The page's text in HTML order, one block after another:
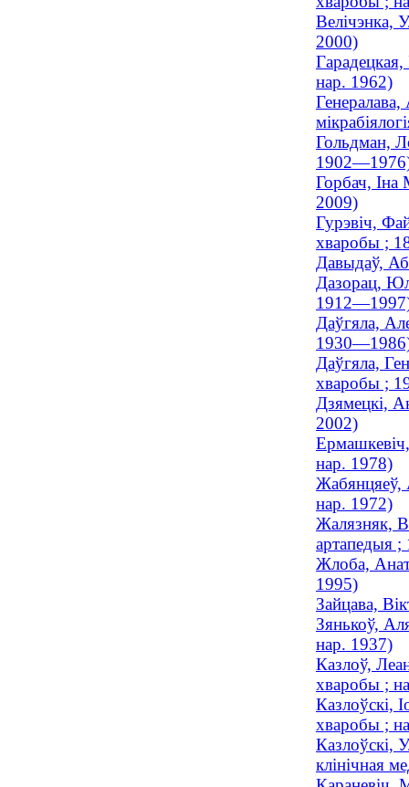
Велічэнка,
2000)
Гарадецкая,
нар. 1962)
Гольдман,
Горбач, Іна
2009)
Гурэвіч,
хваробы ;
Давыдаў,
Дазорац,
Даўгяла,
Даўгяла,
хваробы ;
Дзямецкі,
2002)
нар. 1978)
Жабянцяеў,
нар. 1972)
Жалязняк,
артапедыя
Жлоба,
1995)
Зайцава,
Зянькоў,
нар. 1937)
Казлоў,
хваробы ;
Казлоўскі,
хваробы ;
Казлоўскі,
клінічная